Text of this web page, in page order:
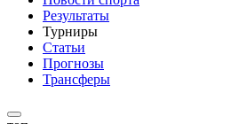
Результаты
Турниры
Статьи
Прогнозы
Трансферы